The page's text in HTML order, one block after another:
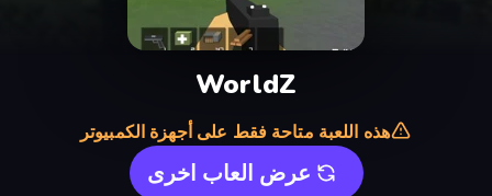
WorldZ
هذه اللعبة متاحة فقط على أجهزة الكمبيوتر
عرض العاب اخرى